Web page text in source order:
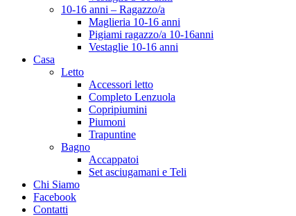
10-16 anni – Ragazzo/a
Maglieria 10-16 anni
Pigiami ragazzo/a 10-16anni
Vestaglie 10-16 anni
Casa
Letto
Accessori letto
Completo Lenzuola
Copripiumini
Piumoni
Trapuntine
Bagno
Accappatoi
Set asciugamani e Teli
Chi Siamo
Facebook
Contatti